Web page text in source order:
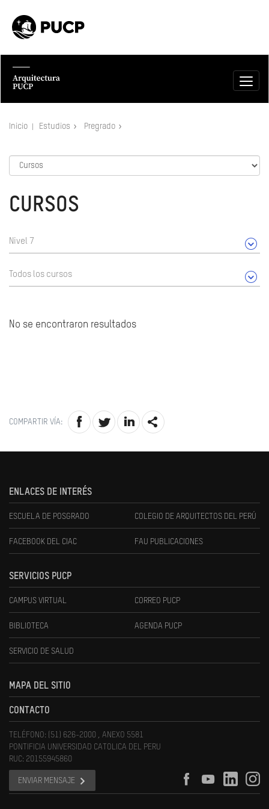
Inicio Estudios Pregrado
CURSOS
Nivel 7
Todos los cursos
No se encontraron resultados
COMPARTIR VÍA:
ENLACES DE INTERÉS
ESCUELA DE POSGRADO COLEGIO DE ARQUITECTOS DEL PERÚ
FACEBOOK DEL CIAC FAU PUBLICACIONES
SERVICIOS PUCP
CAMPUS VIRTUAL CORREO PUCP
BIBLIOTECA AGENDA PUCP
SERVICIO DE SALUD
MAPA DEL SITIO
CONTACTO
TELÉFONO: (51) 626-2000 , ANEXO 5581
PONTIFICIA UNIVERSIDAD CATOLICA DEL PERU
RUC: 20155945860
ENVIAR MENSAJE